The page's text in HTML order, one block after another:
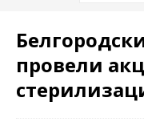
провели